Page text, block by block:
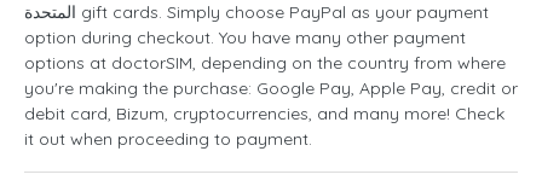
المتحدة gift cards. Simply choose PayPal as your payment
option during checkout. You have many other payment
options at doctorSIM, depending on the country from where
you're making the purchase: Google Pay, Apple Pay, credit or
debit card, Bizum, cryptocurrencies, and many more! Check
it out when proceeding to payment.